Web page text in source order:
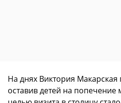
На днях Виктория Макарская
оставив детей на